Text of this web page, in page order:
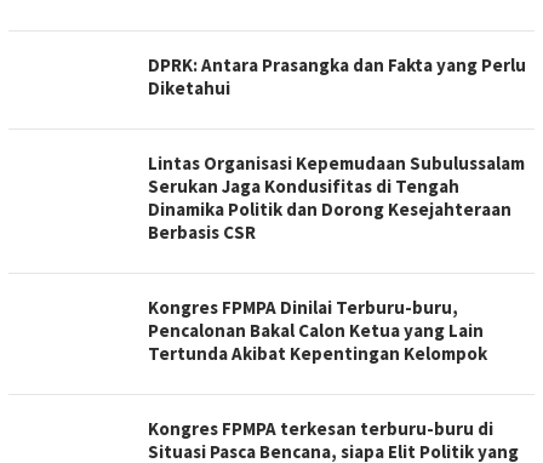
DPRK: Antara Prasangka dan Fakta yang Perlu
Diketahui
Lintas Organisasi Kepemudaan Subulussalam
Serukan Jaga Kondusifitas di Tengah
Dinamika Politik dan Dorong Kesejahteraan
Berbasis CSR
Kongres FPMPA Dinilai Terburu-buru,
Pencalonan Bakal Calon Ketua yang Lain
Tertunda Akibat Kepentingan Kelompok
Kongres FPMPA terkesan terburu-buru di
Situasi Pasca Bencana, siapa Elit Politik yang